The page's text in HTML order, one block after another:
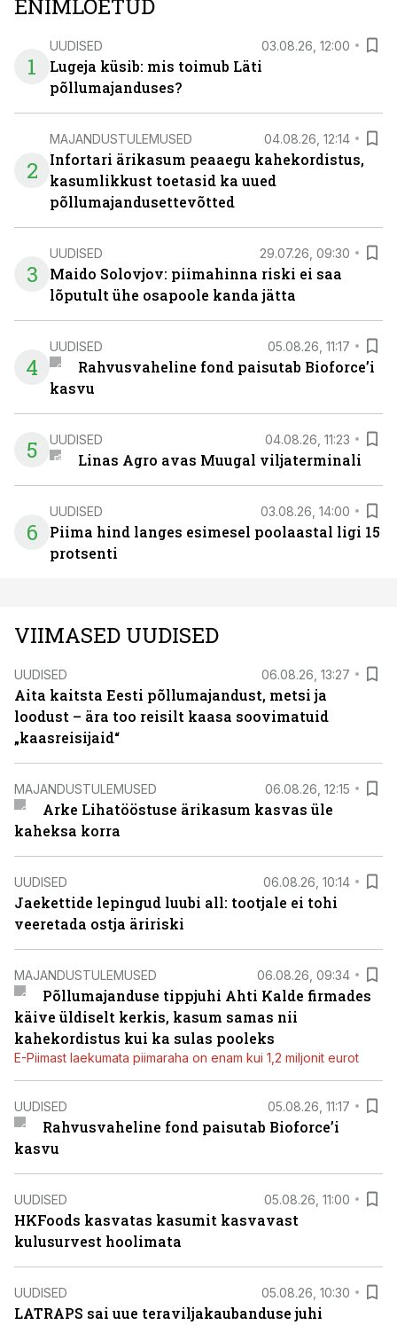
ENIMLOETUD
1
UUDISED 03.08.26, 12:00
Lugeja küsib: mis toimub Läti
põllumajanduses?
2
MAJANDUSTULEMUSED 04.08.26, 12:14
Infortari ärikasum peaaegu kahekordistus,
kasumlikkust toetasid ka uued
põllumajandusettevõtted
3
UUDISED 29.07.26, 09:30
Maido Solovjov: piimahinna riski ei saa
lõputult ühe osapoole kanda jätta
4
UUDISED 05.08.26, 11:17
Rahvusvaheline fond paisutab Bioforce’i
kasvu
5 UUDISED 04.08.26, 11:23
Linas Agro avas Muugal viljaterminali
6
UUDISED 03.08.26, 14:00
Piima hind langes esimesel poolaastal ligi 15
protsenti
VIIMASED UUDISED
UUDISED 06.08.26, 13:27
Aita kaitsta Eesti põllumajandust, metsi ja
loodust – ära too reisilt kaasa soovimatuid
„kaasreisijaid“
MAJANDUSTULEMUSED 06.08.26, 12:15
Arke Lihatööstuse ärikasum kasvas üle
kaheksa korra
UUDISED 06.08.26, 10:14
Jaekettide lepingud luubi all: tootjale ei tohi
veeretada ostja äririski
MAJANDUSTULEMUSED 06.08.26, 09:34
Põllumajanduse tippjuhi Ahti Kalde firmades
käive üldiselt kerkis, kasum samas nii
kahekordistus kui ka sulas pooleks
E-Piimast laekumata piimaraha on enam kui 1,2 miljonit eurot
UUDISED 05.08.26, 11:17
Rahvusvaheline fond paisutab Bioforce’i
kasvu
UUDISED 05.08.26, 11:00
HKFoods kasvatas kasumit kasvavast
kulusurvest hoolimata
UUDISED 05.08.26, 10:30
LATRAPS sai uue teraviljakaubanduse juhi